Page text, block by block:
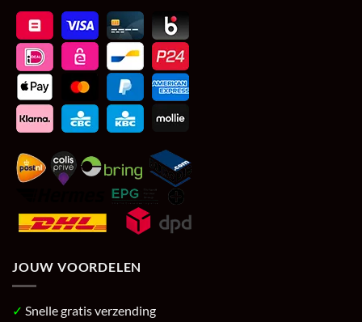
JOUW VOORDELEN
✓ Snelle gratis verzending